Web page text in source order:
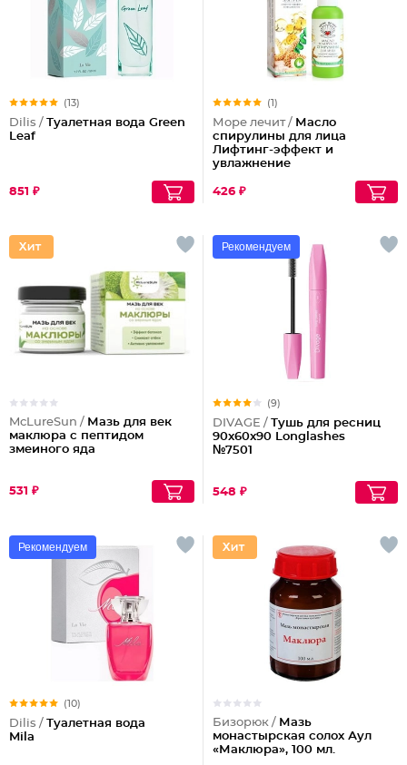
(13)
Dilis / Туалетная вода Green
Leaf
851 ₽
(1)
Море лечит / Масло
спирулины для лица
Лифтинг-эффект и
увлажнение
426 ₽
McLureSun / Мазь для век
маклюра с пептидом
змеиного яда
531 ₽
Рекомендуем
(9)
DIVAGE / Тушь для ресниц
90x60x90 Longlashes
№7501
548 ₽
Рекомендуем
(10)
Dilis / Туалетная вода
Mila
Бизорюк / Мазь
монастырская солох Аул
«Маклюра», 100 мл.